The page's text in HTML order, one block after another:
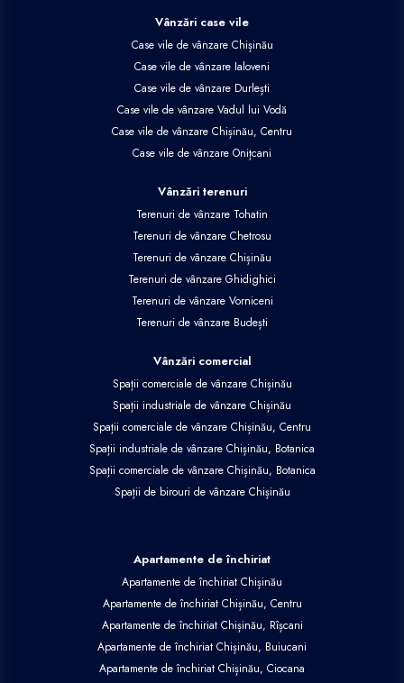
Vânzări case vile
Case vile de vânzare Chișinău
Case vile de vânzare Ialoveni
Case vile de vânzare Durlești
Case vile de vânzare Vadul lui Vodă
Case vile de vânzare Chișinău, Centru
Case vile de vânzare Onițcani
Vânzări terenuri
Terenuri de vânzare Tohatin
Terenuri de vânzare Chetrosu
Terenuri de vânzare Chișinău
Terenuri de vânzare Ghidighici
Terenuri de vânzare Vorniceni
Terenuri de vânzare Budești
Vânzări comercial
Spații comerciale de vânzare Chișinău
Spații industriale de vânzare Chișinău
Spații comerciale de vânzare Chișinău, Centru
Spații industriale de vânzare Chișinău, Botanica
Spații comerciale de vânzare Chișinău, Botanica
Spații de birouri de vânzare Chișinău
Apartamente de închiriat
Apartamente de închiriat Chișinău
Apartamente de închiriat Chișinău, Centru
Apartamente de închiriat Chișinău, Rîșcani
Apartamente de închiriat Chișinău, Buiucani
Apartamente de închiriat Chișinău, Ciocana